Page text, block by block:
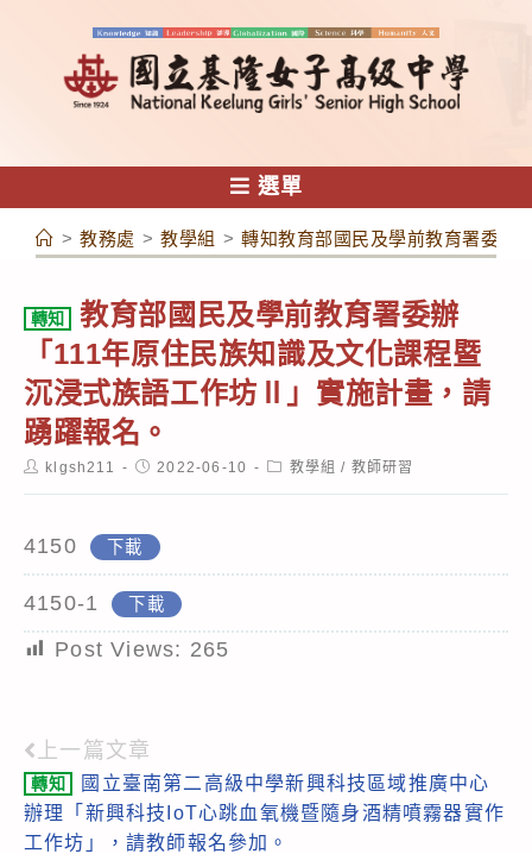
容
選單
> 教務處 > 教學組 > 轉知教育部國民及學前教育署委辦
轉知
教育部國民及學前教育署委辦
「111年原住民族知識及文化課程暨
沉浸式族語工作坊Ⅱ」實施計畫，請
踴躍報名。
Postklgsh211
Post2022-06-10
Post教學組 / 教師研習
4150 下載
4150-1 下載
Post Views: 265
Read
more
articles
上一篇文章
轉知
國立臺南第二高級中學新興科技區域推廣中心
辦理「新興科技IoT心跳血氧機暨隨身酒精噴霧器實作
工作坊」，請教師報名參加。